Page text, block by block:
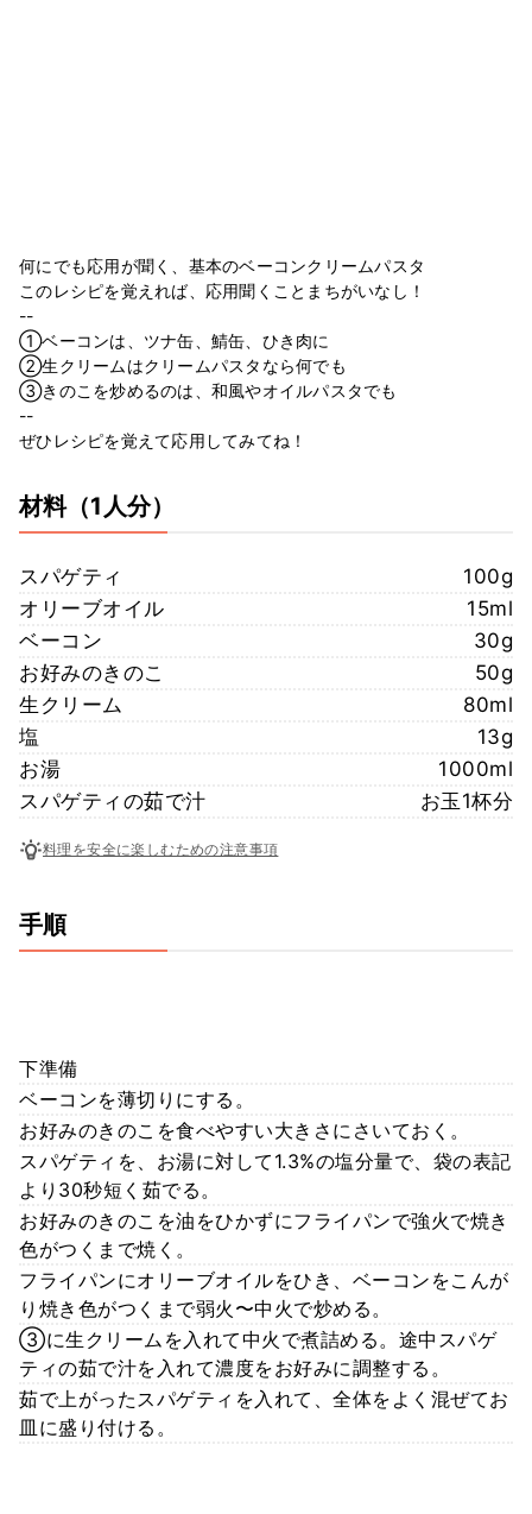
何にでも応用が聞く、基本のベーコンクリームパスタ
このレシピを覚えれば、応用聞くことまちがいなし！
--
①ベーコンは、ツナ缶、鯖缶、ひき肉に
②生クリームはクリームパスタなら何でも
③きのこを炒めるのは、和風やオイルパスタでも
--
ぜひレシピを覚えて応用してみてね！
材料（1人分）
スパゲティ
100g
オリーブオイル
15ml
ベーコン
30g
お好みのきのこ
50g
生クリーム
80ml
塩
13g
お湯
1000ml
スパゲティの茹で汁
お玉1杯分
料理を安全に楽しむための注意事項
手順
下準備
ベーコンを薄切りにする。
お好みのきのこを食べやすい大きさにさいておく。
スパゲティを、お湯に対して1.3%の塩分量で、袋の表記
より30秒短く茹でる。
お好みのきのこを油をひかずにフライパンで強火で焼き
色がつくまで焼く。
フライパンにオリーブオイルをひき、ベーコンをこんが
り焼き色がつくまで弱火〜中火で炒める。
③に生クリームを入れて中火で煮詰める。途中スパゲ
ティの茹で汁を入れて濃度をお好みに調整する。
茹で上がったスパゲティを入れて、全体をよく混ぜてお
皿に盛り付ける。